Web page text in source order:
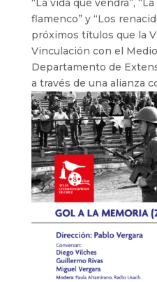
“La vida que vendrá”,
flamenco” y “Los
próximos títulos que la
Vinculación con el
Departamento de
a través de una alianza